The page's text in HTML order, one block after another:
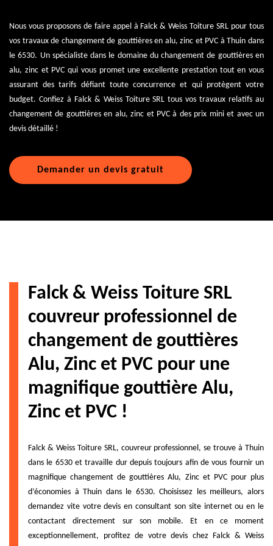
Nous vous proposons de faire appel à Falck & Weiss Toiture SRL pour tous
vos travaux de changement de gouttières en alu, zinc et PVC à Thuin dans
le 6530. Un spécialiste dans le domaine du changement de gouttières en
alu, zinc et PVC qui vous promet une excellente prestation tout en vous
assurant des tarifs défiant toute concurrence et qui protègent votre
budget. Confiez à Falck & Weiss Toiture SRL tous vos travaux relatifs au
changement de gouttières en alu, zinc et PVC à des prix mini et avec un
devis détaillé !
Demander un devis gratuit
Falck & Weiss Toiture SRL
couvreur professionnel de
changement de gouttières
Alu, Zinc et PVC pour une
magnifique gouttière Alu,
Zinc et PVC !
Falck & Weiss Toiture SRL, couvreur professionnel, se trouve à Thuin
dans le 6530 et travaille dur depuis toujours afin de vous fournir un
magnifique changement de gouttières Alu, Zinc et PVC pour plus
d’économies à Thuin dans le 6530. Choisissez les meilleurs, alors
demandez vite votre devis en consultant son site internet ou en le
contactant directement sur son mobile. Et en ce moment
exceptionnellement, profitez de votre devis chez Falck & Weiss